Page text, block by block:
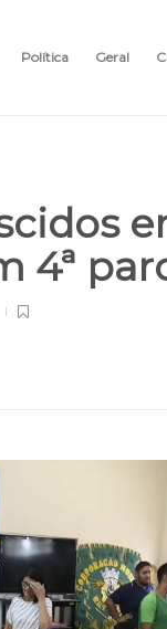
Política Geral
4ª